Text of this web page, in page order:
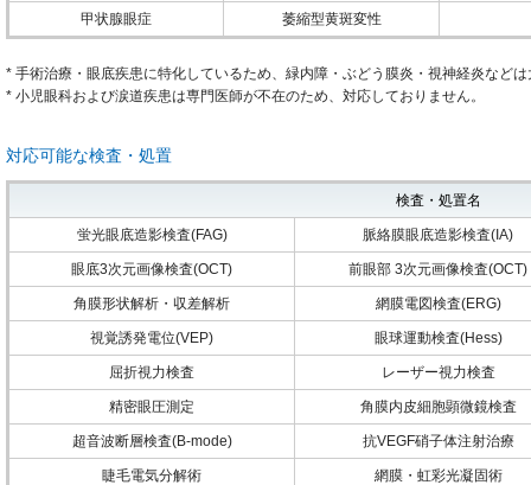
甲状腺眼症 萎縮型黄斑変性
* 手術治療・眼底疾患に特化しているため、緑内障・ぶどう膜炎・視神経炎など
* 小児眼科および涙道疾患は専門医師が不在のため、対応しておりません。
対応可能な検査・処置
検査・処置名
蛍光眼底造影検査(FAG) 脈絡膜眼底造影検査(IA)
眼底3次元画像検査(OCT) 前眼部 3次元画像検査(OCT)
角膜形状解析・収差解析 網膜電図検査(ERG)
視覚誘発電位(VEP) 眼球運動検査(Hess)
屈折視力検査 レーザー視力検査
精密眼圧測定 角膜内皮細胞顕微鏡検査
超音波断層検査(B-mode) 抗VEGF硝子体注射治療
睫毛電気分解術 網膜・虹彩光凝固術